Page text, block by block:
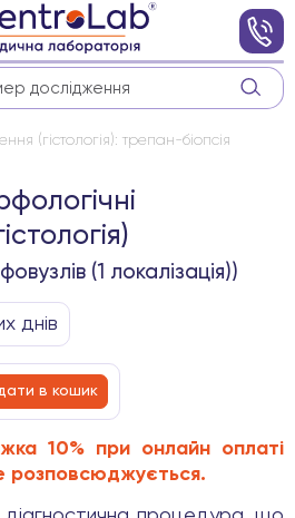
(гістологія): трепан-біопсія
(1 локалізація))
днів
в кошик
10% при онлайн оплаті
розповсюджується.